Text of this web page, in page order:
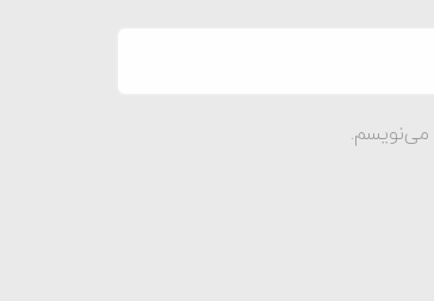
می‌نویسم.